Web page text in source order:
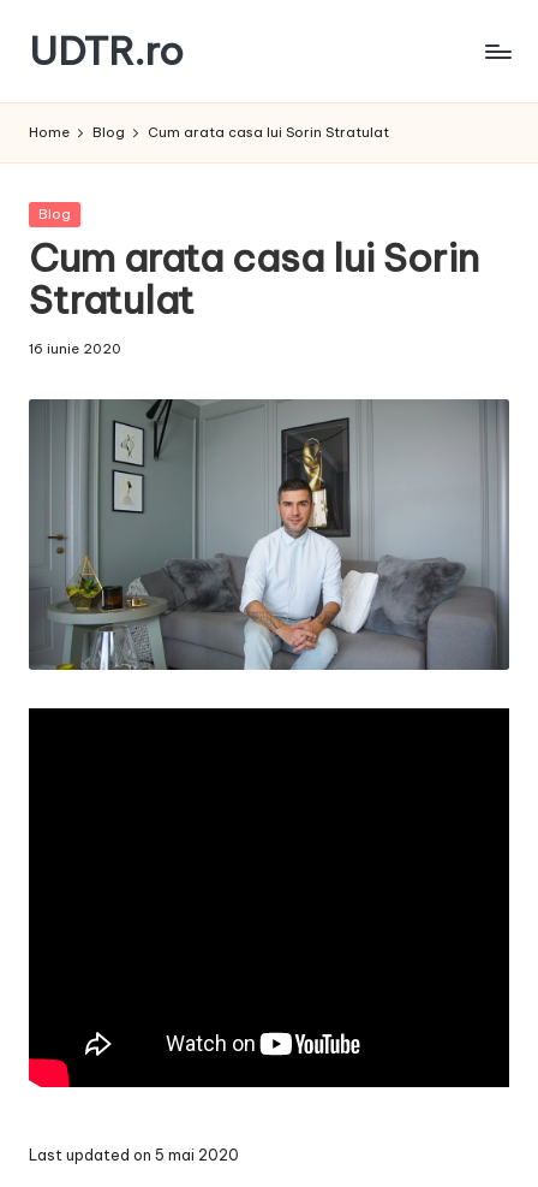
Skip
content
UDTR.ro
te
Home Blog Cum arata casa lui Sorin Stratulat
Posted
Blog
Cum arata casa lui Sorin
Stratulat
16 iunie 2020
Last updated on 5 mai 2020